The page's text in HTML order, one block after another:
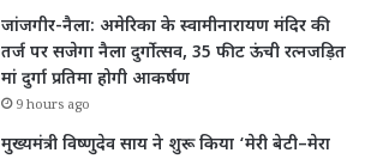
जांजगीर-नैला: अमेरिका के स्वामीनारायण मंदिर की
तर्ज पर सजेगा नैला दुर्गोत्सव, 35 फीट ऊंची रत्नजड़ित
मां दुर्गा प्रतिमा होगी आकर्षण
9 hours ago
मुख्यमंत्री विष्णुदेव साय ने शुरू किया ‘मेरी बेटी–मेरा